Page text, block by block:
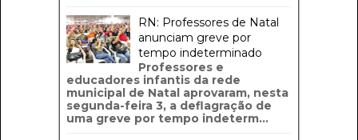
RN: Professores de Natal
anunciam greve por
tempo indeterminado
Professores e
educadores infantis da rede
municipal de Natal aprovaram, nesta
segunda-feira 3, a deflagração de
uma greve por tempo indeterm...